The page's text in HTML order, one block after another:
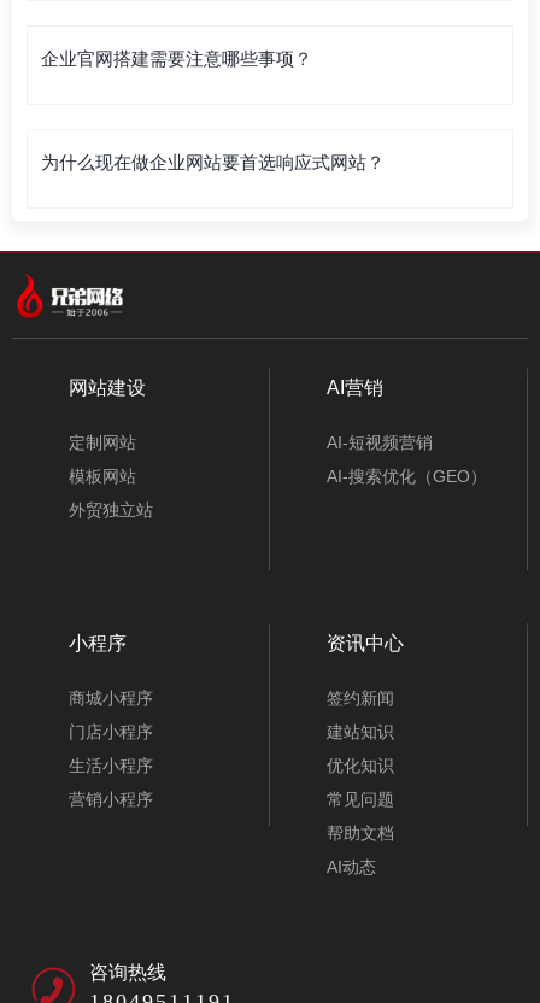
企业官网搭建需要注意哪些事项？
为什么现在做企业网站要首选响应式网站？
网站建设
定制网站
模板网站
外贸独立站
AI营销
AI-短视频营销
AI-搜索优化（GEO）
小程序
商城小程序
门店小程序
生活小程序
营销小程序
资讯中心
签约新闻
建站知识
优化知识
常见问题
帮助文档
AI动态
咨询热线